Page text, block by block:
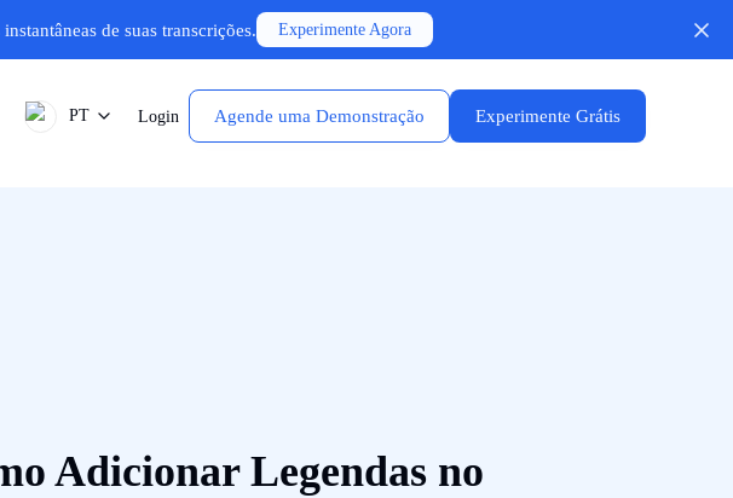
de suas transcrições. Experimente Agora
PT Login Agende uma Demonstração Experimente Grátis
Adicionar Legendas no